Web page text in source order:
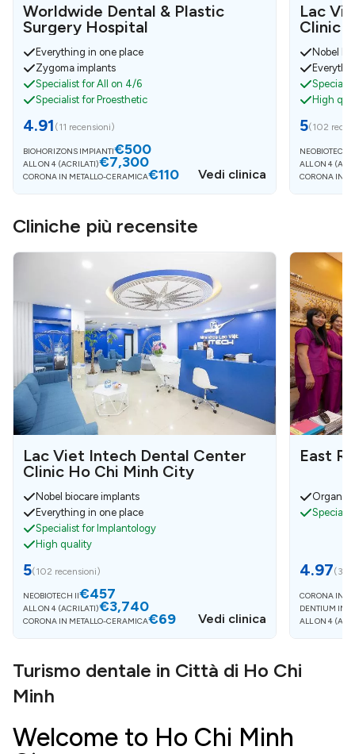
Worldwide Dental & Plastic
Surgery Hospital
Everything in one place
Zygoma implants
Specialist for All on 4/6
Specialist for Proesthetic
4.91 (11 recensioni)
BIOHORIZONS IMPIANTI€500
ALL ON 4 (ACRILATI)€7,300
CORONA IN METALLO-CERAMICA€110 Vedi clinica
Lac
Clinic
Nobel
High
5(102
NEOBIOTECH II
ALL ON 4
CORONA IN
Cliniche più recensite
Lac Viet Intech Dental Center
Clinic Ho Chi Minh City
Nobel biocare implants
Everything in one place
Specialist for Implantology
High quality
5(102 recensioni)
NEOBIOTECH II€457
ALL ON 4 (ACRILATI)€3,740
CORONA IN METALLO-CERAMICA€69 Vedi clinica
East
4.97(35
CORONA IN
DENTIUM
ALL ON 4
Turismo dentale in Città di Ho Chi
Minh
Welcome to Ho Chi Minh